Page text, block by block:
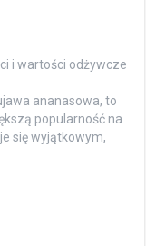
i wartości odżywcze
ananasowa, to
popularność na
się wyjątkowym,